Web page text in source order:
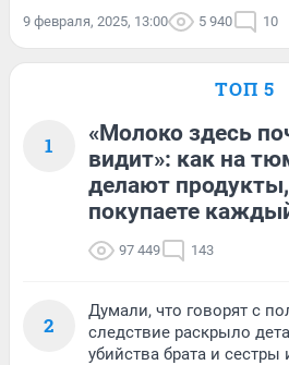
9 февраля, 2025, 13:00 5 940 10
ТОП 5
1
«Молоко здесь
видит»: как на
делают
покупаете
97 449 143
2
Думали, что говорят с
следствие раскрыло
убийства брата и